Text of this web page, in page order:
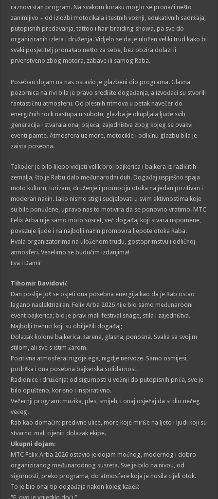
raznovrstan program. Na svakom koraku moglo se pronaći nešto
zanimljivo – od izložbi motocikala i testnih vožnji, edukativnih sadržaja,
putopisnih predavanja, tattoo i hair braiding showa, pa sve do
organiziranih izleta i druženja. Vidjelo se da je uložen veliki trud kako bi
svaki posjetitelj pronašao nešto za sebe, bez obzira dolazi li
prvenstveno zbog motora, zabave ili samog Raba.
Poseban dojam na nas ostavio je glazbeni dio programa. Glavna
pozornica na rivi bila je pravo središte događanja, a izvođači su stvorili
fantastičnu atmosferu. Od plesnih ritmova u petak navečer do
energičnih rock nastupa u subotu, glazba je okupljala ljude svih
generacija i stvarala onaj osjećaj zajedništva zbog kojeg se ovakvi
eventi pamte. Atmosfera uz more, motocikle i odličnu glazbu bila je
zaista posebna.
Također je bilo lijepo vidjeti velik broj bajkerica i bajkera iz različitih
zemalja, što je Rabu dalo međunarodni duh. Događaj uspješno spaja
moto kulturu, turizam, druženje i promociju otoka na jedan pozitivan i
moderan način. Iako nismo stigli sudjelovati u svim aktivnostima koje
su bile ponuđene, upravo nas to motivira da se ponovno vratimo. MTC
Felix Arba nije samo moto susret, već događaj koji stvara uspomene,
povezuje ljude i na najbolji način promovira ljepote otoka Raba.
Hvala organizatorima na uloženom trudu, gostoprimstvu i odličnoj
atmosferi. Veselimo se budućim izdanjima!
Eva i Damir
Tihomir Davidović
Dan poslije još se osjeti ona posebna energija kao da je Rab ostao
lagano naelektriziran. Felix Arba 2026 nije bio samo međunarodni
event bajkerica; bio je pravi mali festival snage, stila i zajedništva.
Najbolji trenuci koji su obilježili događaj;
Dolazak kolone bajkerica: šarena, glasna, ponosna. Svaka sa svojim
stilom, ali sve s istim žarom.
Pozitivna atmosfera: nigdje ega, nigdje nervoze. Samo osmijesi,
podrška i ona posebna bajkerska solidarnost.
Radionice i druženja: od sigurnosti u vožnji do putopisnih priča, sve je
bilo opušteno, korisno i inspirativno.
Večernji program: muzika, ples, smijeh, i onaj osjećaj da si dio nečeg
većeg.
Rab kao domaćin: predivne ulice, more koje miriše na ljeto i ljudi koji su
stvarno znali cijeniti dolazak ekipe.
Ukupni dojam:
MTC Felix Arba 2026 ostavio je dojam moćnog, modernog i dobro
organiziranog međunarodnog susreta. Sve je bilo na nivou, od
sigurnosti, preko programa, do atmosfere koja je nosila cijeli otok.
To je bio onaj tip događaja nakon kojeg kažeš:
“E, ovo je vrijedilo doći.”……